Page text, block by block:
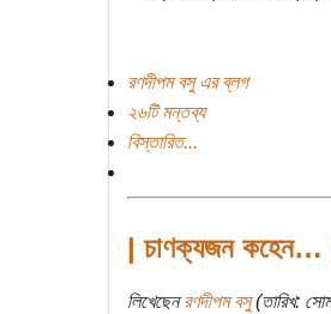
রণদীপম বসু এর ব্লগ
২৬টি মন্তব্য
বিস্তারিত...
| চাণক্যজন কহেন… |
লিখেছেনরণদীপম বসু(তারিখ: